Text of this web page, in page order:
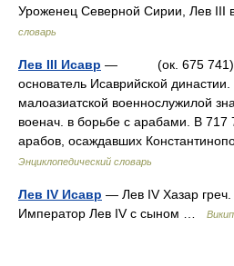
Уроженец Северной Сирии, Лев
словарь
Лев III Исавр — (ок. 675 741)
основатель Исаврийской
малоазиатской военнослужилой
военач. в борьбе с арабами. В 717
арабов, осаждавших
Энциклопедический словарь
Лев IV Исавр — Лев IV Хазар греч.
Император Лев IV с сыном …